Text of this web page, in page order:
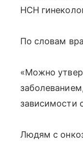
НСН
По словам
«Можно
зависимости
Людям с